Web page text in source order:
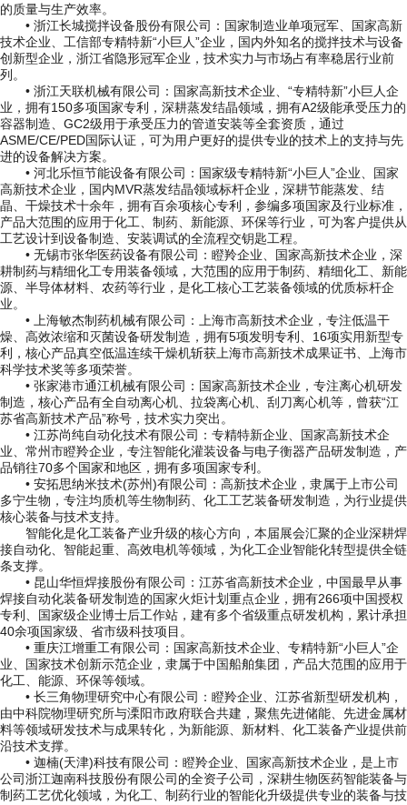
的质量与生产效率。
• 浙江长城搅拌设备股份有限公司：国家制造业单项冠军、国家高新
技术企业、工信部专精特新“小巨人”企业，国内外知名的搅拌技术与设备
创新型企业，浙江省隐形冠军企业，技术实力与市场占有率稳居行业前
列。
• 浙江天联机械有限公司：国家高新技术企业、“专精特新”小巨人企
业，拥有150多项国家专利，深耕蒸发结晶领域，拥有A2级能承受压力的
容器制造、GC2级用于承受压力的管道安装等全套资质，通过
ASME/CE/PED国际认证，可为用户更好的提供专业的技术上的支持与先
进的设备解决方案。
• 河北乐恒节能设备有限公司：国家级专精特新“小巨人”企业、国家
高新技术企业，国内MVR蒸发结晶领域标杆企业，深耕节能蒸发、结
晶、干燥技术十余年，拥有百余项核心专利，参编多项国家及行业标准，
产品大范围的应用于化工、制药、新能源、环保等行业，可为客户提供从
工艺设计到设备制造、安装调试的全流程交钥匙工程。
• 无锡市张华医药设备有限公司：瞪羚企业、国家高新技术企业，深
耕制药与精细化工专用装备领域，大范围的应用于制药、精细化工、新能
源、半导体材料、农药等行业，是化工核心工艺装备领域的优质标杆企
业。
• 上海敏杰制药机械有限公司：上海市高新技术企业，专注低温干
燥、高效浓缩和灭菌设备研发制造，拥有5项发明专利、16项实用新型专
利，核心产品真空低温连续干燥机斩获上海市高新技术成果证书、上海市
科学技术奖等多项荣誉。
• 张家港市通江机械有限公司：国家高新技术企业，专注离心机研发
制造，核心产品有全自动离心机、拉袋离心机、刮刀离心机等，曾获“江
苏省高新技术产品”称号，技术实力突出。
• 江苏尚纯自动化技术有限公司：专精特新企业、国家高新技术企
业、常州市瞪羚企业，专注智能化灌装设备与电子衡器产品研发制造，产
品销往70多个国家和地区，拥有多项国家专利。
• 安拓思纳米技术(苏州)有限公司：高新技术企业，隶属于上市公司
多宁生物，专注均质机等生物制药、化工工艺装备研发制造，为行业提供
核心装备与技术支持。
智能化是化工装备产业升级的核心方向，本届展会汇聚的企业深耕焊
接自动化、智能起重、高效电机等领域，为化工企业智能化转型提供全链
条支撑。
• 昆山华恒焊接股份有限公司：江苏省高新技术企业，中国最早从事
焊接自动化装备研发制造的国家火炬计划重点企业，拥有266项中国授权
专利、国家级企业博士后工作站，建有多个省级重点研发机构，累计承担
40余项国家级、省市级科技项目。
• 重庆江增重工有限公司：国家高新技术企业、专精特新“小巨人”企
业、国家技术创新示范企业，隶属于中国船舶集团，产品大范围的应用于
化工、能源、环保等领域。
• 长三角物理研究中心有限公司：瞪羚企业、江苏省新型研发机构，
由中科院物理研究所与溧阳市政府联合共建，聚焦先进储能、先进金属材
料等领域研发技术与成果转化，为新能源、新材料、化工装备产业提供前
沿技术支撑。
• 迦楠(天津)科技有限公司：瞪羚企业、国家高新技术企业，是上市
公司浙江迦南科技股份有限公司的全资子公司，深耕生物医药智能装备与
制药工艺优化领域，为化工、制药行业的智能化升级提供专业的装备与技